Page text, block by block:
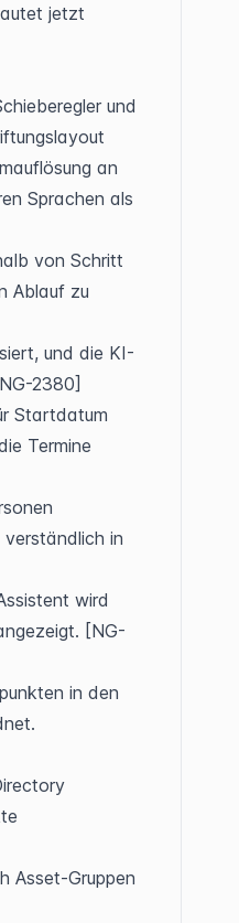
jetzt
und
an
Sprachen als
von Schritt
Ablauf zu
und die KI-
2380]
Startdatum
Termine
in
wird
[NG-
in den
Asset-Gruppen